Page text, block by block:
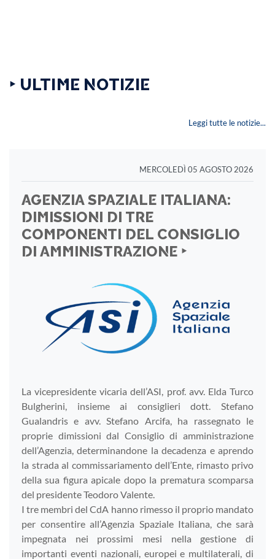
‣ ULTIME NOTIZIE
Leggi tutte le notizie...
MERCOLEDÌ 05 AGOSTO 2026
AGENZIA SPAZIALE ITALIANA:
DIMISSIONI DI TRE
COMPONENTI DEL CONSIGLIO
DI AMMINISTRAZIONE ‣
La vicepresidente vicaria dell’ASI, prof. avv. Elda Turco
Bulgherini, insieme ai consiglieri dott. Stefano
Gualandris e avv. Stefano Arcifa, ha rassegnato le
proprie dimissioni dal Consiglio di amministrazione
dell’Agenzia, determinandone la decadenza e aprendo
la strada al commissariamento dell’Ente, rimasto privo
della sua figura apicale dopo la prematura scomparsa
del presidente Teodoro Valente.
I tre membri del CdA hanno rimesso il proprio mandato
per consentire all’Agenzia Spaziale Italiana, che sarà
impegnata nei prossimi mesi nella gestione di
importanti eventi nazionali, europei e multilaterali, di